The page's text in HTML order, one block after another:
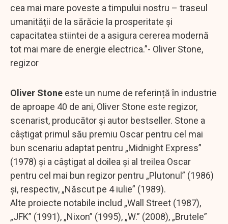
cea mai mare poveste a timpului nostru – traseul
umanității de la sărăcie la prosperitate și
capacitatea stiintei de a asigura cererea modernă
tot mai mare de energie electrica.”- Oliver Stone,
regizor
Oliver Stone este un nume de referință în industrie
de aproape 40 de ani, Oliver Stone este regizor,
scenarist, producător și autor bestseller. Stone a
câștigat primul său premiu Oscar pentru cel mai
bun scenariu adaptat pentru „Midnight Express”
(1978) și a câștigat al doilea și al treilea Oscar
pentru cel mai bun regizor pentru „Plutonul” (1986)
și, respectiv, „Născut pe 4 iulie” (1989).
Alte proiecte notabile includ „Wall Street (1987),
„JFK” (1991), „Nixon” (1995), „W.” (2008), „Brutele”